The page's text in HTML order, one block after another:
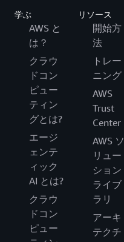
学ぶ
AWS と
は？
クラウ
ドコン
ピュー
ティン
グとは?
エージ
ェンテ
ィック
AI とは?
クラウ
ドコン
ピュー
リソース
開始方
法
トレー
ニング
AWS
Trust
Center
AWS ソ
リュー
ション
ライブ
ラリ
アーキ
テクチ